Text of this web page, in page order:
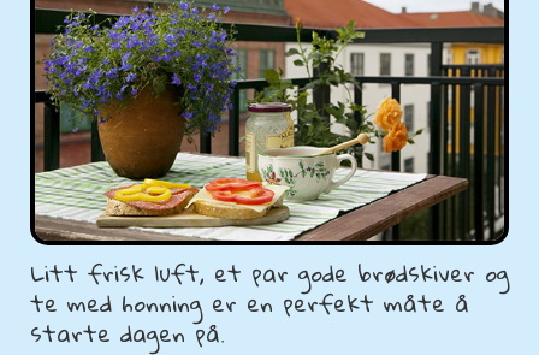
Litt frisk luft, et par gode brødskiver og
te med honning er en perfekt måte å
starte dagen på.